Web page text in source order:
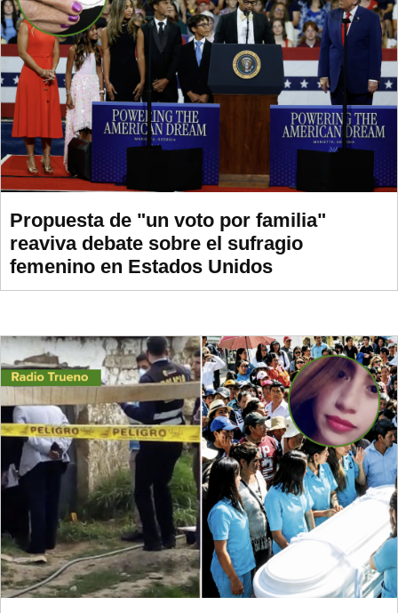
Propuesta de "un voto por familia"
reaviva debate sobre el sufragio
femenino en Estados Unidos